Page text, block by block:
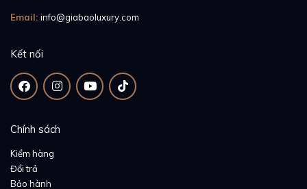
Email: info@giabaoluxury.com
Kết nối
Chính sách
Kiểm hàng
Đổi trả
Bảo hành